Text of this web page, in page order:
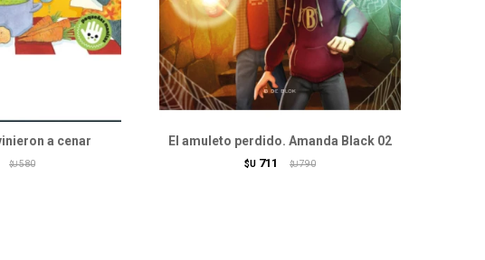
a cenar
$U 580
El amuleto perdido. Amanda Black 02
$U 711 $U 790